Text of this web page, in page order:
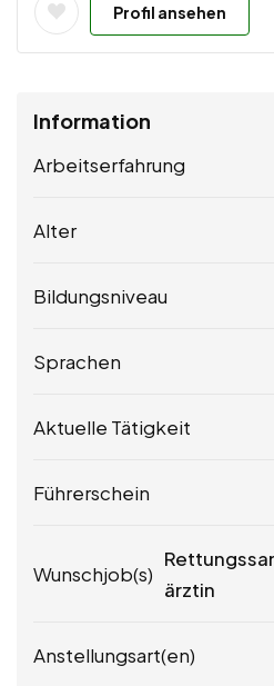
Profil ansehen
Information
Arbeitserfahrung
Alter
Bildungsniveau
Sprachen
Aktuelle Tätigkeit
Führerschein
Wunschjob(s)
ärztin
Anstellungsart(en)